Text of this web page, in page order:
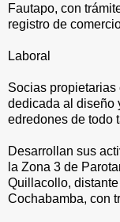
Fautapo, con
registro de
Laboral
Socias propietarias
dedicada al diseño
edredones de todo
Desarrollan sus
la Zona 3 de
Quillacollo,
Cochabamba, con